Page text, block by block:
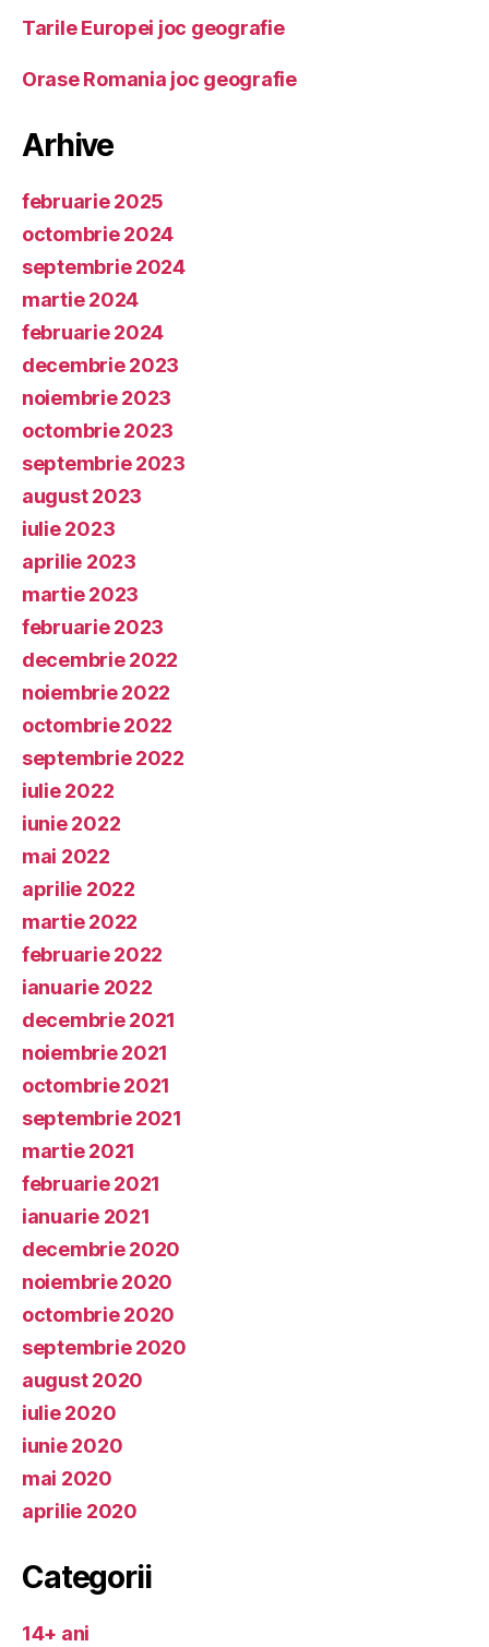
Tarile Europei joc geografie
Orase Romania joc geografie
Arhive
februarie 2025
octombrie 2024
septembrie 2024
martie 2024
februarie 2024
decembrie 2023
noiembrie 2023
octombrie 2023
septembrie 2023
august 2023
iulie 2023
aprilie 2023
martie 2023
februarie 2023
decembrie 2022
noiembrie 2022
octombrie 2022
septembrie 2022
iulie 2022
iunie 2022
mai 2022
aprilie 2022
martie 2022
februarie 2022
ianuarie 2022
decembrie 2021
noiembrie 2021
octombrie 2021
septembrie 2021
martie 2021
februarie 2021
ianuarie 2021
decembrie 2020
noiembrie 2020
octombrie 2020
septembrie 2020
august 2020
iulie 2020
iunie 2020
mai 2020
aprilie 2020
Categorii
14+ ani